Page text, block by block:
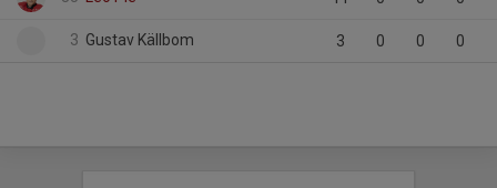
3 Gustav Källbom 3 0 0 0